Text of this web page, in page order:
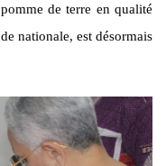
de terre en qualité
nationale, est désormais